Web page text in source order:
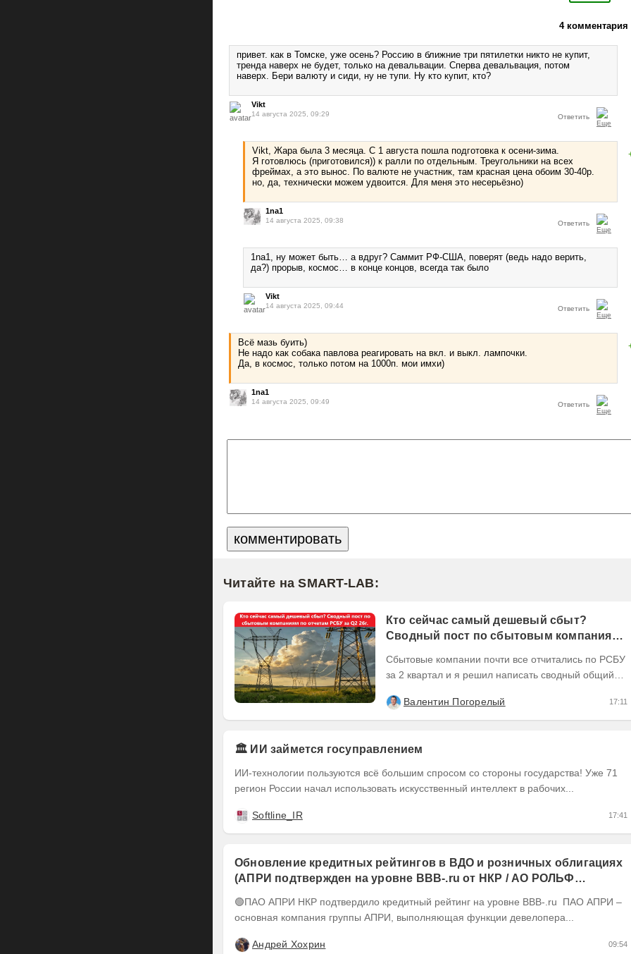
4 комментария
привет. как в Томске, уже осень? Россию в ближние три пятилетки никто не купит,
тренда наверх не будет, только на девальвации. Сперва девальвация, потом
наверх. Бери валюту и сиди, ну не тупи. Ну кто купит, кто?
Vikt
14 августа 2025, 09:29 Ответить
Vikt, Жара была 3 месяца. С 1 августа пошла подготовка к осени-зима.
Я готовлюсь (приготовился)) к ралли по отдельным. Треугольники на всех
фреймах, а это вынос. По валюте не участник, там красная цена обоим 30-40р.
но, да, технически можем удвоится. Для меня это несерьёзно)
1na1
14 августа 2025, 09:38 Ответить
1na1, ну может быть… а вдруг? Саммит РФ-США, поверят (ведь надо верить,
да?) прорыв, космос… в конце концов, всегда так было
Vikt
14 августа 2025, 09:44 Ответить
Всё мазь буить)
Не надо как собака павлова реагировать на вкл. и выкл. лампочки.
Да, в космос, только потом на 1000п. мои имхи)
1na1
14 августа 2025, 09:49 Ответить
Читайте на SMART-LAB:
Кто сейчас самый дешевый сбыт?
Сводный пост по сбытовым компаниям
Сбытовые компании почти все отчитались по РСБУ
за 2 квартал и я решил написать сводный общий
Валентин Погорелый
17:11
🏛️ ИИ займется госуправлением
ИИ-технологии пользуются всё большим спросом со стороны государства! Уже 71
регион России начал использовать искусственный интеллект в рабочих...
Softline_IR 17:41
Обновление кредитных рейтингов в ВДО и розничных облигациях
(АПРИ подтвержден на уровне BBB-.ru от НКР / АО РОЛЬФ
🟢ПАО АПРИ НКР подтвердило кредитный рейтинг на уровне BBB-.ru ПАО АПРИ –
основная компания группы АПРИ, выполняющая функции девелопера...
Андрей Хохрин 09:54